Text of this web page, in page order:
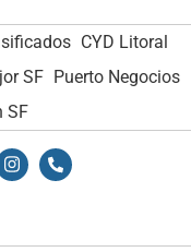
CYD Litoral
SF Puerto Negocios
SF